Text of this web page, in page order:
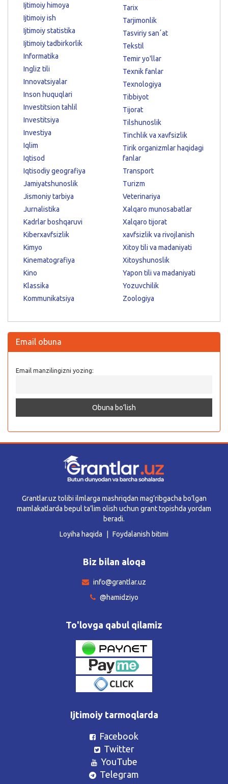
Ijtimoiy himoya
Ijtimoiy ish
Ijtimoiy statistika
Ijtimoiy tadbirkorlik
Informatika
Ingliz tili
Innovatsiyalar
Inson huquqlari
Investitsion tahlil
Investitsiya
Investiya
Iqlim
Iqtisod
Iqtisodiy geografiya
Jamiyatshunoslik
Jismoniy tarbiya
Jurnalistika
Kadrlar boshqaruvi
Kiberxavfsizlik
Kimyo
Kinematografiya
Kino
Klassika
Kommunikatsiya
Tarix
Tarjimonlik
Tasviriy sanʼat
Tekstil
Temir yo'llar
Texnik fanlar
Texnologiya
Tibbiyot
Tijorat
Tilshunoslik
Tinchlik va xavfsizlik
Tirik organizmlar haqidagi
fanlar
Transport
Turizm
Veterinariya
Xalqaro munosabatlar
Xalqaro tijorat
xavfsizlik va rivojlanish
Xitoy tili va madaniyati
Xitoyshunoslik
Yapon tili va madaniyati
Yozuvchilik
Zoologiya
Email obuna
Email manzilingizni yozing:
Grantlar.uz tolibi ilmlarga mashriqdan mag’ribgacha bo’lgan
mamlakatlarda bepul ta’lim olish uchun grant topishda yordam
beradi.
Loyiha haqida
Foydalanish bitimi
Biz bilan aloqa
info@grantlar.uz
@hamidziyo
To'lovga qabul qilamiz
Ijtimoiy tarmoqlarda
Facebook
Twitter
YouTube
Telegram